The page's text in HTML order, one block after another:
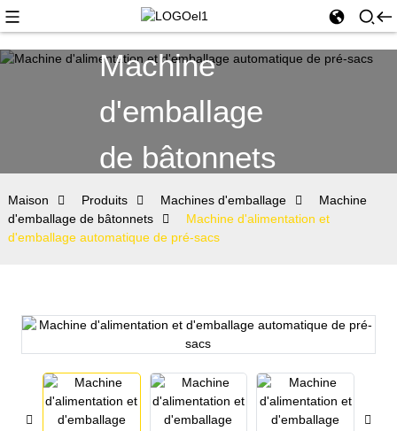
Machine
d'emballage
de bâtonnets
Maison Produits Machines d'emballage
Machine
d'emballage de bâtonnets
Machine d'alimentation et
d'emballage automatique de pré-sacs